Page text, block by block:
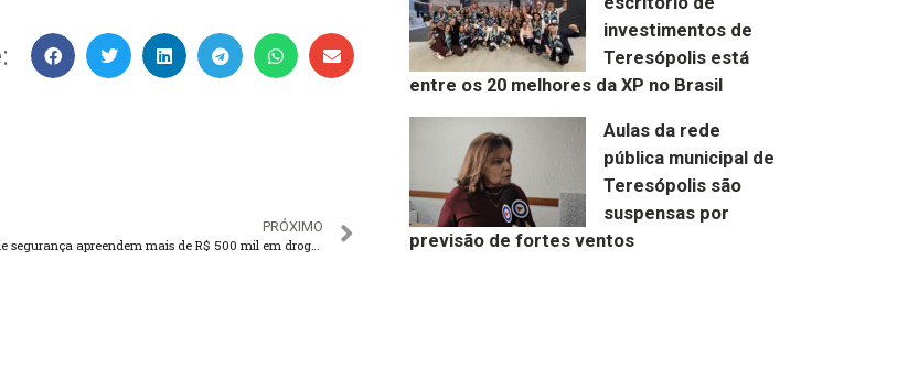
PRÓXIMO
investimentos de
Teresópolis está
entre os 20 melhores da XP no Brasil
Aulas da rede
pública municipal de
Teresópolis são
suspensas por
previsão de fortes ventos